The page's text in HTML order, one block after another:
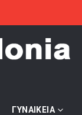
ΓΥΝΑΙΚΕΙΑ